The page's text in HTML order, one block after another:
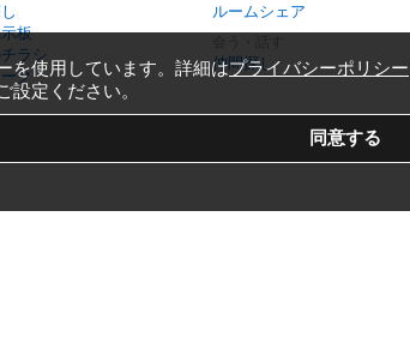
板
ラシ
ク
ルームシェア
仲間探し
を使用しています。詳細はプライバシーポリシー
定ください。